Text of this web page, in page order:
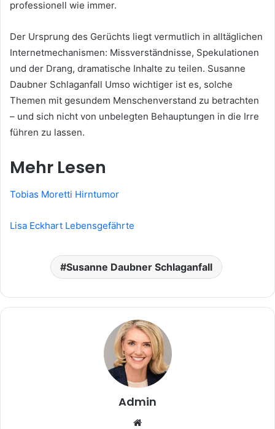
professionell wie immer.
Der Ursprung des Gerüchts liegt vermutlich in alltäglichen
Internetmechanismen: Missverständnisse, Spekulationen
und der Drang, dramatische Inhalte zu teilen. Susanne
Daubner Schlaganfall Umso wichtiger ist es, solche
Themen mit gesundem Menschenverstand zu betrachten
– und sich nicht von unbelegten Behauptungen in die Irre
führen zu lassen.
Mehr Lesen
Tobias Moretti Hirntumor
Lisa Eckhart Lebensgefährte
Susanne Daubner Schlaganfall
Admin